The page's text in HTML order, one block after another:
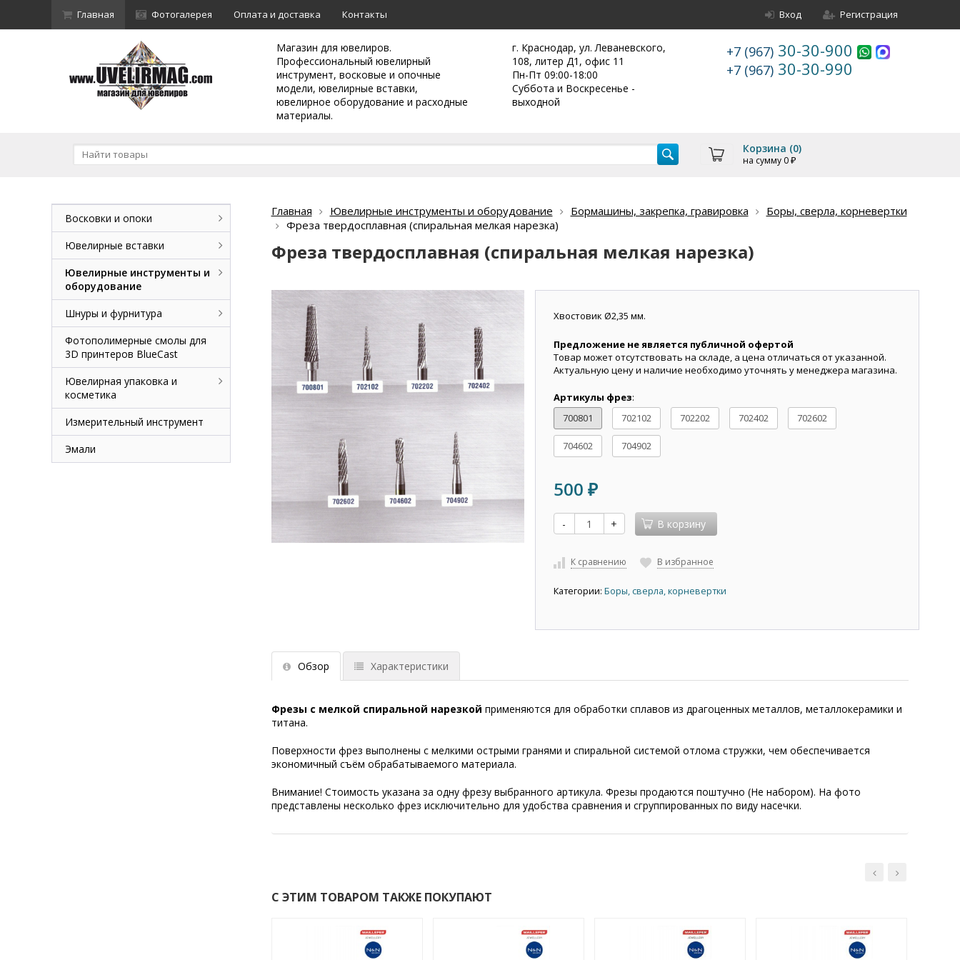
Главная Фотогалерея Оплата и доставка Контакты Вход Регистрация
Магазин для ювелиров.
Профессиональный ювелирный
инструмент, восковые и опочные
модели, ювелирные вставки,
ювелирное оборудование и расходные
материалы.
г. Краснодар, ул. Леваневского,
108, литер Д1, офис 11
Пн-Пт 09:00-18:00
Суббота и Воскресенье -
выходной
+7 (967) 30-30-900
+7 (967) 30-30-990
Корзина (0)
на сумму 0 ₽
Главная Ювелирные инструменты и оборудование Бормашины, закрепка, гравировка
Боры, сверла, корневертки
Фреза твердосплавная (спиральная мелкая нарезка)
Фреза твердосплавная (спиральная мелкая нарезка)
Хвостовик Ø2,35 мм.
Предложение не является публичной офертой
Товар может отсутствовать на складе, а цена отличаться от указанной.
Актуальную цену и наличие необходимо уточнять у менеджера магазина.
Артикулы фрез:
700801
702102 702202 702402 702602
704602 704902
500 ₽
- + В корзину
К сравнению В избранное
Категории: Боры, сверла, корневертки
Обзор Характеристики
Фрезы с мелкой спиральной нарезкой применяются для обработки сплавов из драгоценных металлов, металлокерамики и
титана.
Поверхности фрез выполнены с мелкими острыми гранями и спиральной системой отлома стружки, чем обеспечивается
экономичный съём обрабатываемого материала.
Внимание! Стоимость указана за одну фрезу выбранного артикула. Фрезы продаются поштучно (Не набором). На фото
представлены несколько фрез исключительно для удобства сравнения и сгруппированных по виду насечки.
С ЭТИМ ТОВАРОМ ТАКЖЕ ПОКУПАЮТ
Восковки и опоки
Ювелирные вставки
Ювелирные инструменты и
оборудование
Шнуры и фурнитура
Фотополимерные смолы для
3D принтеров BlueCast
Ювелирная упаковка и
косметика
Измерительный инструмент
Эмали